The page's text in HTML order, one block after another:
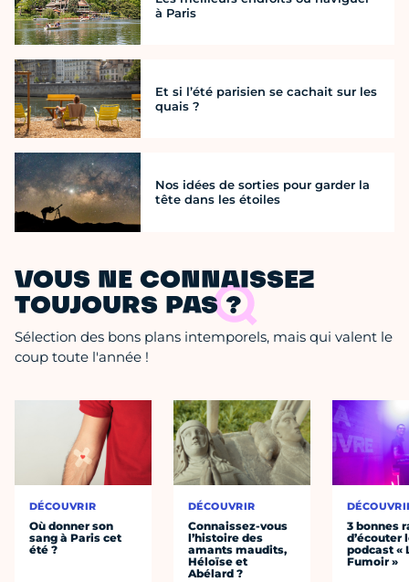
à Paris
Et si l’été parisien se cachait sur les
quais ?
Nos idées de sorties pour garder la
tête dans les étoiles
VOUS NE CONNAISSEZ
TOUJOURS PAS ?
Sélection des bons plans intemporels, mais qui valent le
coup toute l'année !
DÉCOUVRIR
Où donner son
sang à Paris cet
été ?
DÉCOUVRIR
Connaissez-vous
l’histoire des
amants maudits,
Héloïse et
Abélard ?
3 bonnes
d’écouter
podcast «
Fumoir »